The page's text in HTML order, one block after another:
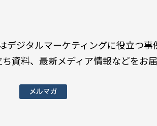
デジタルマーケティングに役立つ事
資料、最新メディア情報などをお
メルマガ